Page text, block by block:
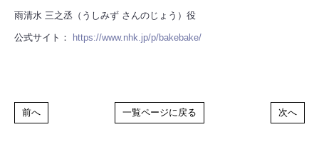
雨清水 三之丞（うしみず さんのじょう）役
公式サイト： https://www.nhk.jp/p/bakebake/
前へ 一覧ページに戻る 次へ
推奨環境 利用規約